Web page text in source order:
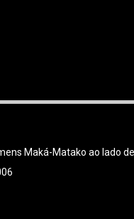
Maká-Matako ao lado